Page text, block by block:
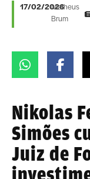
17/02/2026Matheus
Brum
Nikolas
Simões
Juiz de